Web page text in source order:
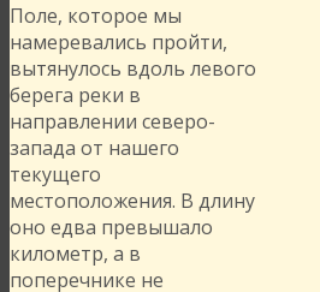
Поле, которое мы
намеревались пройти,
вытянулось вдоль левого
берега реки в
направлении северо-
запада от нашего
текущего
местоположения. В длину
оно едва превышало
километр, а в
поперечнике не